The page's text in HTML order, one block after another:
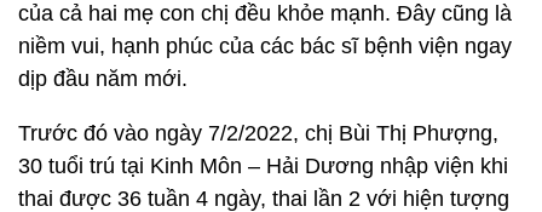
của cả hai mẹ con chị đều khỏe mạnh. Đây cũng là
niềm vui, hạnh phúc của các bác sĩ bệnh viện ngay
dịp đầu năm mới.
Trước đó vào ngày 7/2/2022, chị Bùi Thị Phượng,
30 tuổi trú tại Kinh Môn – Hải Dương nhập viện khi
thai được 36 tuần 4 ngày, thai lần 2 với hiện tượng